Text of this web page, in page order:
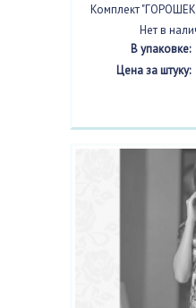
Комплект
Нет в
В упаковке:
Цена за штуку: